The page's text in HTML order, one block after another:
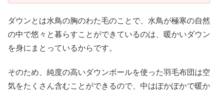
ダウンとは水鳥の胸のわた毛のことで、水鳥が極寒の自然
の中で悠々と暮らすことができているのは、暖かいダウン
を身にまとっているからです。
そのため、純度の高いダウンボールを使った羽毛布団は空
気をたくさん含むことができるので、中はぽかぽかで暖か